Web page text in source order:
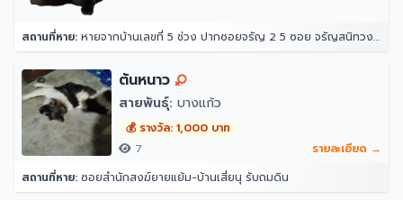
สถานที่หาย: หายจากบ้านเลขที่ 5 ช่วง ปากซอยจรัญ 2 5 ซอย จรัญสนิทวงศ์ 2 แขวงวัดท่าพระ เขตบางกอกใหญ่ กรุงเทพมหานคร 10600 ประเทศไทย
ต้นหนาว
สายพันธุ์: บางแก้ว
💰 รางวัล: 1,000 บาท
7
รายละเอียด →
สถานที่หาย: ซอยสำนักสงฆ์ยายแย้ม-บ้านเสี่ยนุ รับถมดิน